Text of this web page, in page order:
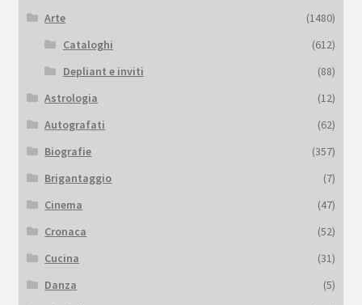
Arte
(1480)
Cataloghi
(612)
Depliant e inviti
(88)
Astrologia
(12)
Autografati
(62)
Biografie
(357)
Brigantaggio
(7)
Cinema
(47)
Cronaca
(52)
Cucina
(31)
Danza
(5)